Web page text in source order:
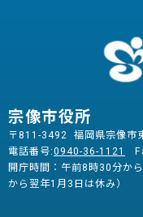
宗像市役所
〒811-3492 福岡県宗像市
電話番号:0940-36-1121
開庁時間：午前8時30分か
から翌年1月3日は休み）